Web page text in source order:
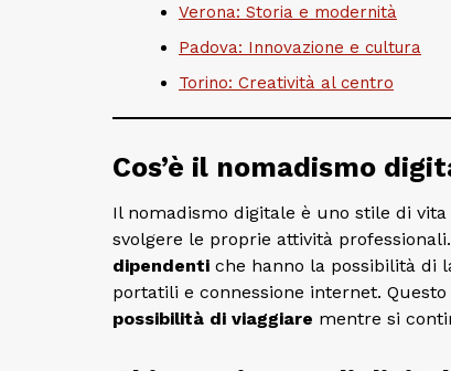
Verona: Storia e modernità
Padova: Innovazione e cultura
Torino: Creatività al centro
Cos’è il nomadismo
Il nomadismo digitale è uno stile di
svolgere le proprie attività
dipendenti che hanno la possibilità di
portatili e connessione internet.
possibilità di viaggiare mentre si